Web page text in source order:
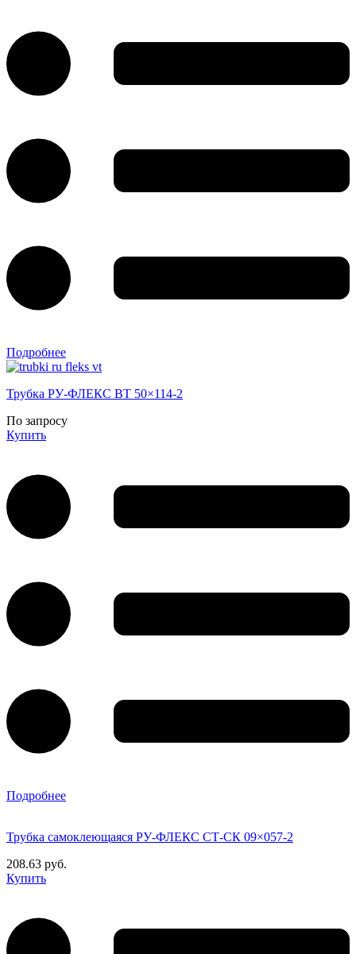
Подробнее
Трубка РУ-ФЛЕКС ВТ 50×114-2
По запросу
Купить
Подробнее
Трубка самоклеющаяся РУ-ФЛЕКС СТ-СК 09×057-2
208.63 руб.
Купить